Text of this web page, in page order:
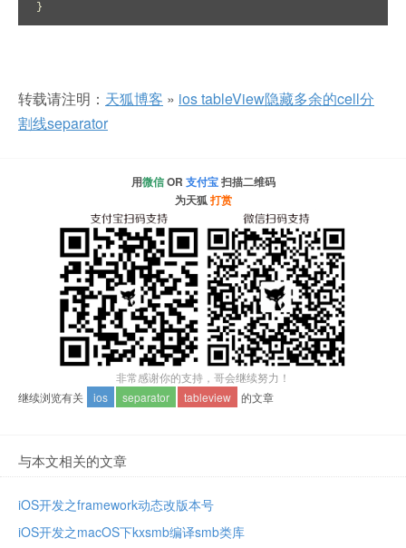
}
转载请注明： 天狐博客 » ios tableView隐藏多余的cell分
割线separator
用微信OR 支付宝扫描二维码
为天狐打赏
非常感谢你的支持，哥会继续努力！
继续浏览有关
ios separator tableview 的文章
与本文相关的文章
iOS开发之framework动态改版本号
iOS开发之macOS下kxsmb编译smb类库